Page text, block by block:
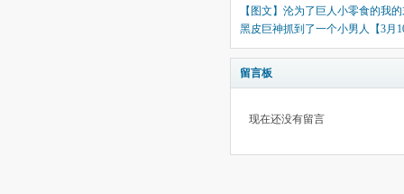
【图文】沦为了巨人小零食的我
黑皮巨神抓到了一个小男人【3月
留言板
现在还没有留言